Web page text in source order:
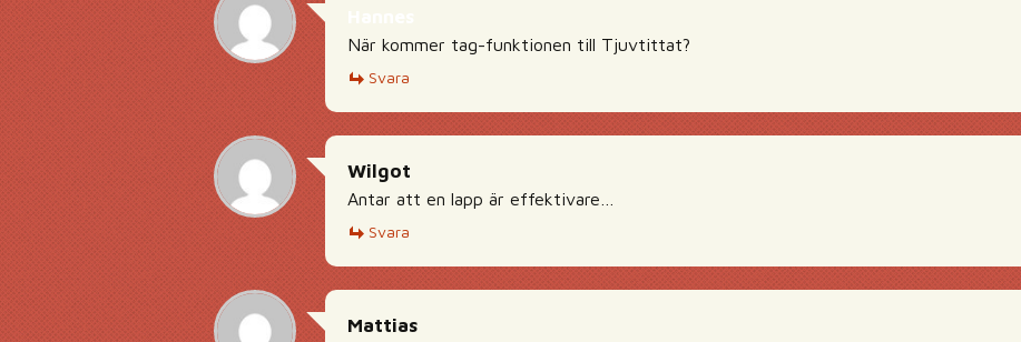
När kommer tag-funktionen till Tjuvtittat?
Svara
Wilgot
Antar att en lapp är effektivare…
Svara
Mattias